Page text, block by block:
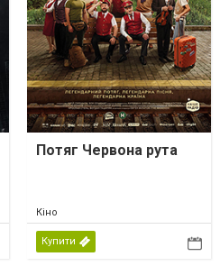
Потяг Червона рута
Кіно
Купити